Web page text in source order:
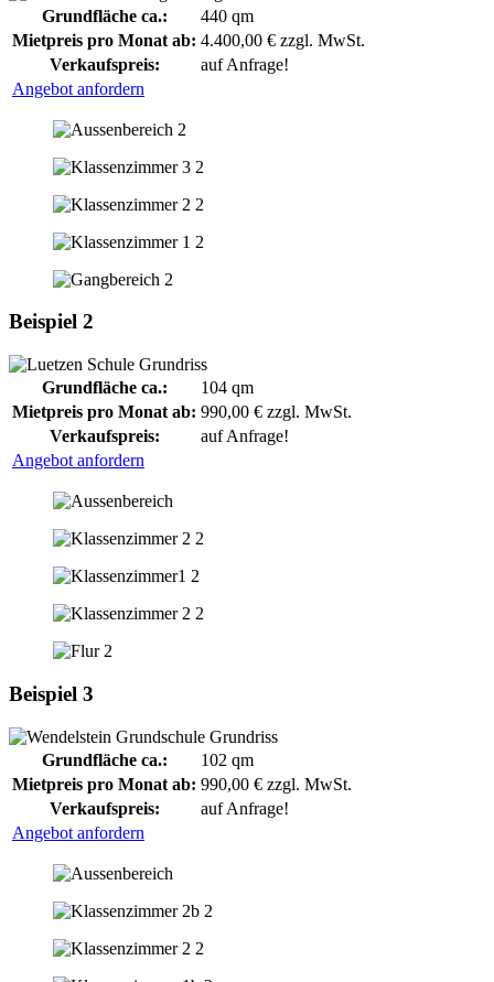
Grundfläche ca.:
440 qm
Mietpreis pro Monat ab: 4.400,00 € zzgl. MwSt.
Verkaufspreis:
auf Anfrage!
Angebot anfordern
Beispiel 2
Grundfläche ca.:
104 qm
Mietpreis pro Monat ab: 990,00 € zzgl. MwSt.
Verkaufspreis:
auf Anfrage!
Angebot anfordern
Beispiel 3
Grundfläche ca.:
102 qm
Mietpreis pro Monat ab: 990,00 € zzgl. MwSt.
Verkaufspreis:
auf Anfrage!
Angebot anfordern